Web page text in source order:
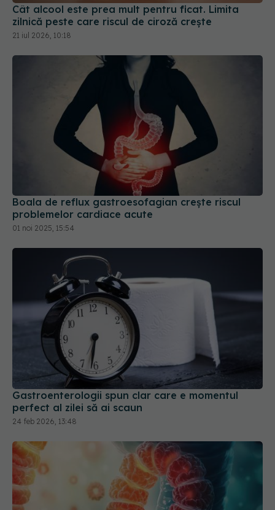
Cât alcool este prea mult pentru ficat. Limita
zilnică peste care riscul de ciroză crește
21 iul 2026, 10:18
Boala de reflux gastroesofagian crește riscul
problemelor cardiace acute
01 noi 2025, 15:54
Gastroenterologii spun clar care e momentul
perfect al zilei să ai scaun
24 feb 2026, 13:48